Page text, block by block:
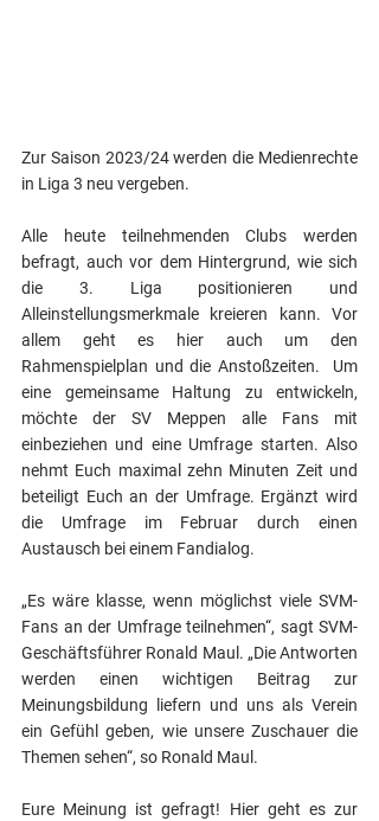
Zur Saison 2023/24 werden die Medienrechte
in Liga 3 neu vergeben.
Alle heute teilnehmenden Clubs werden
befragt, auch vor dem Hintergrund, wie sich
die 3. Liga positionieren und
Alleinstellungsmerkmale kreieren kann. Vor
allem geht es hier auch um den
Rahmenspielplan und die Anstoßzeiten.  Um
eine gemeinsame Haltung zu entwickeln,
möchte der SV Meppen alle Fans mit
einbeziehen und eine Umfrage starten. Also
nehmt Euch maximal zehn Minuten Zeit und
beteiligt Euch an der Umfrage. Ergänzt wird
die Umfrage im Februar durch einen
Austausch bei einem Fandialog.
„Es wäre klasse, wenn möglichst viele SVM-
Fans an der Umfrage teilnehmen“, sagt SVM-
Geschäftsführer Ronald Maul. „Die Antworten
werden einen wichtigen Beitrag zur
Meinungsbildung liefern und uns als Verein
ein Gefühl geben, wie unsere Zuschauer die
Themen sehen“, so Ronald Maul.
Eure Meinung ist gefragt! Hier geht es zur